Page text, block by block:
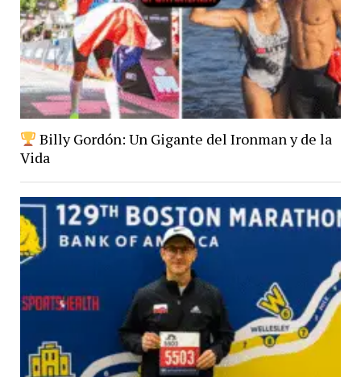
Billy Gordón: Un Gigante del Ironman y de la
Vida